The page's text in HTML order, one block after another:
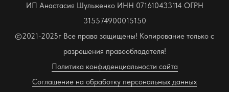
ИП Анастасия Шульженко ИНН 071610433114 ОГРН
315574900015150
©2021-2025г Все права защищены! Копирование только с
разрешения правообладателя!
Политика конфиденциальности сайта
Соглашение на обработку персональных данных